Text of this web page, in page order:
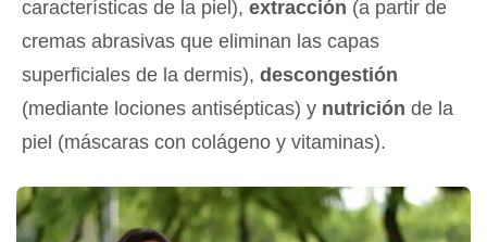
características de la piel), extracción (a partir de
cremas abrasivas que eliminan las capas
superficiales de la dermis), descongestión
(mediante lociones antisépticas) y nutrición de la
piel (máscaras con colágeno y vitaminas).